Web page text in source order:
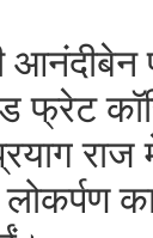
आनंदीबेन
फ्रेट